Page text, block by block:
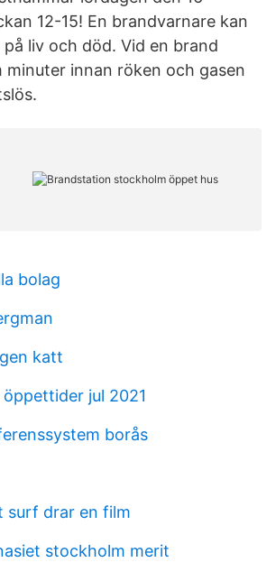
12-15! En brandvarnare kan
liv och död. Vid en brand
minuter innan röken och gasen
bolag
katt
öppettider jul 2021
borås
surf drar en film
stockholm merit